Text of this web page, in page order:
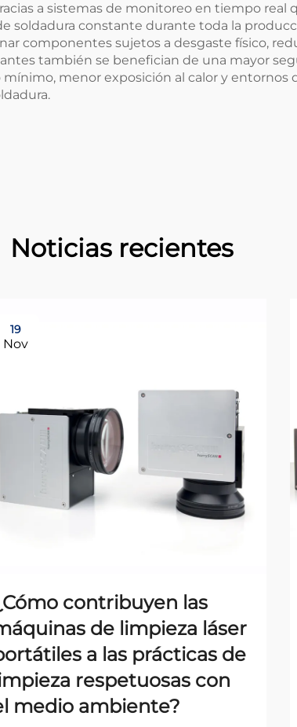
a sistemas de monitoreo en tiempo
soldadura constante durante toda la
componentes sujetos a desgaste físico,
también se benefician de una mayor
menor exposición al calor y
Noticias recientes
19
Nov
contribuyen las
de limpieza láser
a las prácticas de
respetuosas con
medio ambiente?